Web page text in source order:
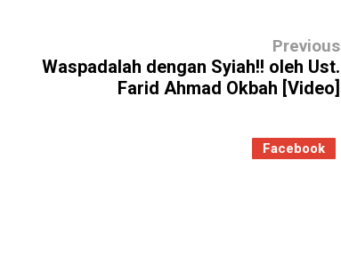
Previous
Waspadalah dengan Syiah!! oleh Ust.
Farid Ahmad Okbah [Video]
Facebook